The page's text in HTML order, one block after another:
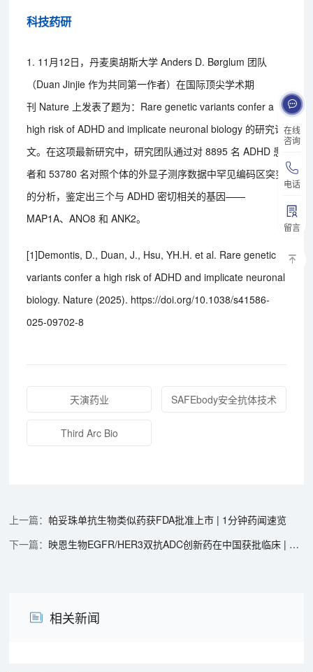
在线
咨询
电话
留言
科技药研
1. 11月12日，丹麦奥胡斯大学 Anders D. Børglum 团队
（Duan Jinjie 作为共同第一作者）在国际顶尖学术期
刊 Nature 上发表了题为：Rare genetic variants confer a
high risk of ADHD and implicate neuronal biology 的研究论
文。在这项最新研究中，研究团队通过对 8895 名 ADHD 患
者和 53780 名对照个体的外显子测序数据中罕见编码区突变
的分析，鉴定出三个与 ADHD 密切相关的基因——
MAP1A、ANO8 和 ANK2。
[1]Demontis, D., Duan, J., Hsu, YH.H. et al. Rare genetic
variants confer a high risk of ADHD and implicate neuronal
biology. Nature (2025). https://doi.org/10.1038/s41586-
025-09702-8
天演药业 SAFEbody安全抗体技术
Third Arc Bio
帕妥珠单抗生物类似药获FDA批准上市 | 1分钟药闻速览
映恩生物EGFR/HER3双抗ADC创新药在中国获批临床 | 1分钟药闻速览
相关新闻